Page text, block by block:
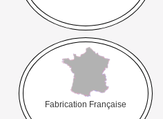
Fabrication Française